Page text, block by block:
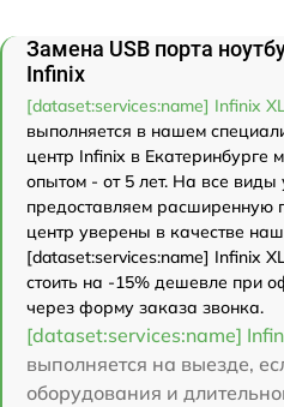
Замена USB порта
Infinix
[dataset:services:name] Infinix
выполняется в нашем
центр Infinix в Екатеринбурге
опытом - от 5 лет. На все виды
предоставляем расширенную
центр уверены в качестве
[dataset:services:name] Infinix
стоить на -15% дешевле при
через форму заказа звонка.
[dataset:services:name]
выполняется на выезде,
оборудования и